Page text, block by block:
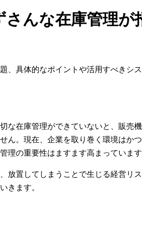
んな在庫管理が
、具体的なポイントや活用すべきシ
な在庫管理ができていないと、販売
ん。現在、企業を取り巻く環境はか
理の重要性はますます高まっています
放置してしまうことで生じる経営リ
きます。